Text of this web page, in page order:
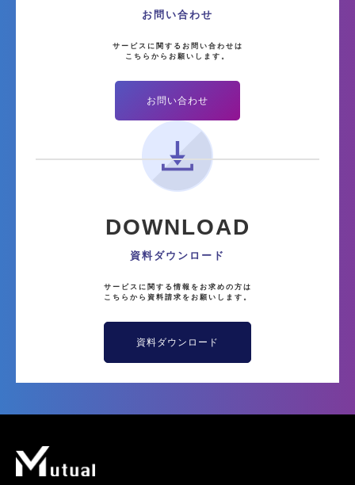
お問い合わせ
サービスに関するお問い合わせは
こちらからお願いします。
お問い合わせ
DOWNLOAD
資料ダウンロード
サービスに関する情報をお求めの方は
こちらから資料請求をお願いします。
資料ダウンロード